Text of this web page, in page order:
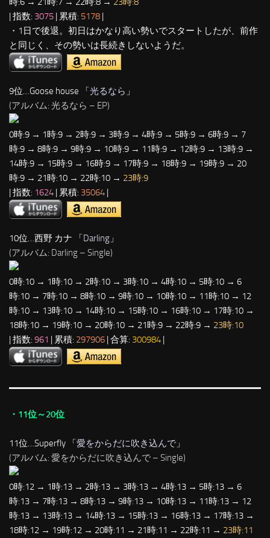
| 指数: 3075 | 累積: 5178 |
・1日で後退。初日はかなり高い勢いでスタートしたが、前作
と同じく、その勢いは長続きしないようだ。
9位…Goose house 「光るなら 」
(アルバム: 光るなら – EP)
0時:9 → 1時:9 → 2時:9 → 3時:9 → 4時:9 → 5時:9 → 6時:9 → 7
時:9 → 8時:9 → 9時:9 → 10時:9 → 11時:9 → 12時:9 → 13時:9 →
14時:9 → 15時:9 → 16時:9 → 17時:9 → 18時:9 → 19時:9 → 20
時:9 → 21時:10 → 22時:10 → 23時:9
| 指数: 1624 | 累積: 35064 |
10位…西野 カナ 「Darling 」
(アルバム: Darling – Single)
0時:10 → 1時:10 → 2時:10 → 3時:10 → 4時:10 → 5時:10 → 6
時:10 → 7時:10 → 8時:10 → 9時:10 → 10時:10 → 11時:10 → 12
時:10 → 13時:10 → 14時:10 → 15時:10 → 16時:10 → 17時:10 →
18時:10 → 19時:10 → 20時:10 → 21時:9 → 22時:9 → 23時:10
| 指数: 961 | 累積: 297906 | 合算: 300984 |
・11位～20位
11位…Superfly 「愛をからだに吹き込んで 」
(アルバム: 愛をからだに吹き込んで – Single)
0時:12 → 1時:13 → 2時:13 → 3時:13 → 4時:13 → 5時:13 → 6
時:13 → 7時:13 → 8時:13 → 9時:13 → 10時:13 → 11時:13 → 12
時:13 → 13時:13 → 14時:13 → 15時:13 → 16時:13 → 17時:13 →
18時:12 → 19時:12 → 20時:11 → 21時:11 → 22時:11 → 23時:11